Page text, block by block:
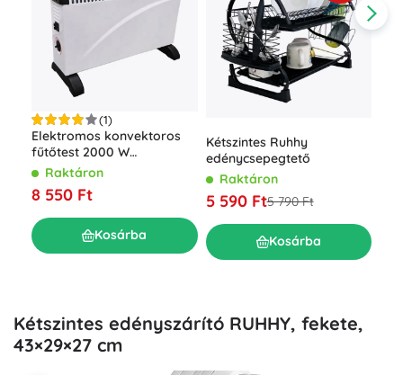
(1)
Elektromos konvektoros
fűtőtest 2000 W
termosztáttal
Raktáron
8 550 Ft
Kosárba
Kétszintes Ruhhy
edénycsepegtető
Raktáron
5 590 Ft5 790 Ft
Kosárba
Kétszintes edényszárító RUHHY, fekete,
43×29×27 cm